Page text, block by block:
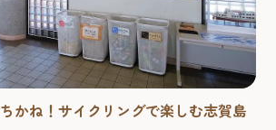
かね！サイクリングで楽しむ志賀島